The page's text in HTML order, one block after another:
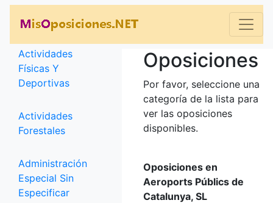
Categorías
Actividades
Físicas Y
Deportivas
Actividades
Forestales
Administración
Especial Sin
Especificar
Oposiciones
Por favor, seleccione una
categoría de la lista para
ver las oposiciones
disponibles.
Oposiciones en
Aeroports Públics de
Catalunya, SL